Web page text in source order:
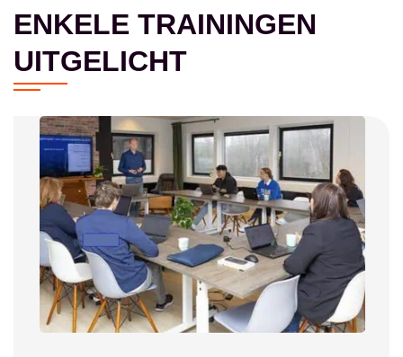
ENKELE TRAININGEN
UITGELICHT